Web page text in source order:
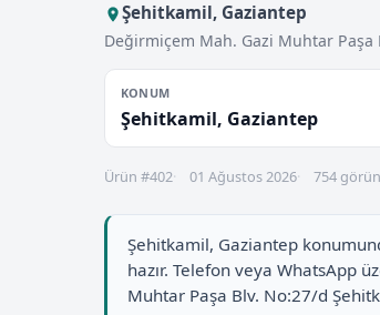
Şehitkamil, Gaziantep
Değirmiçem Mah. Gazi Muhtar
KONUM
Şehitkamil, Gaziantep
Ürün #402 01 Ağustos 2026 754
Şehitkamil, Gaziantep
hazır. Telefon veya WhatsApp
Muhtar Paşa Blv. No:27/d